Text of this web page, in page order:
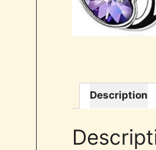
Description